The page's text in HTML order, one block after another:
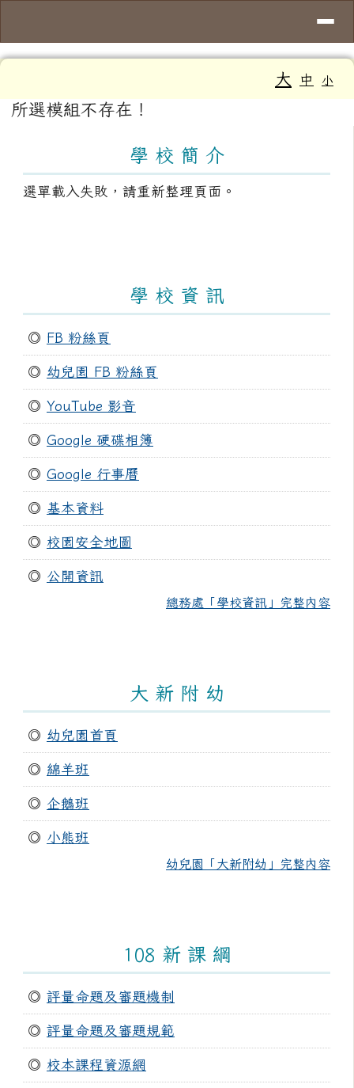
大 中 小
主內容區域
所選模組不存在！
學 校 簡 介
選單載入失敗，請重新整理頁面。
學 校 資 訊
◎ FB 粉絲頁
◎ 幼兒園 FB 粉絲頁
◎ YouTube 影音
◎ Google 硬碟相簿
◎ Google 行事曆
◎ 基本資料
◎ 校園安全地圖
◎ 公開資訊
總務處「學校資訊」完整內容
大 新 附 幼
◎ 幼兒園首頁
◎ 綿羊班
◎ 企鵝班
◎ 小熊班
幼兒園「大新附幼」完整內容
108 新 課 綱
◎ 評量命題及審題機制
◎ 評量命題及審題規範
◎ 校本課程資源網
頁尾區域